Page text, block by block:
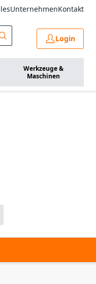
UnternehmenKontakt
Login
Werkzeuge &
Maschinen